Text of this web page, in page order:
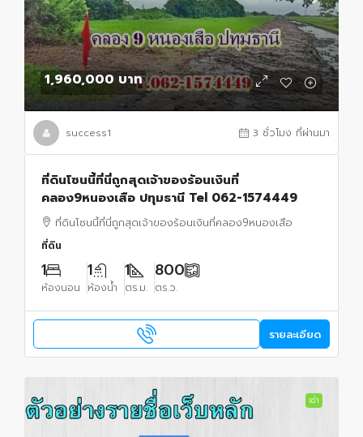
1,960,000 บาท
success1 3 ชั่วโมง ที่ผ่านมา
ที่ดินโซนนี้ที่นี่ถูกสุดเจ้าของร้อนเงินที่
คลอง9หนองเสือ ปทุมธานี Tel 062-1574449
ที่ดินโซนนี้ที่นี่ถูกสุดเจ้าของร้อนเงินที่คลอง9หนองเสือ
ที่ดิน
1
ห้องนอน
1
ห้องน้ำ
1
ตร.ม.
800
ตร.ว.
รายละเอียด
เช่า